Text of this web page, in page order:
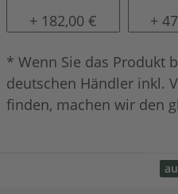
shabby chic / antik
+ 182,00 € tief
+
* Wenn Sie das Produkt
deutschen Händler inkl.
finden, machen wir den